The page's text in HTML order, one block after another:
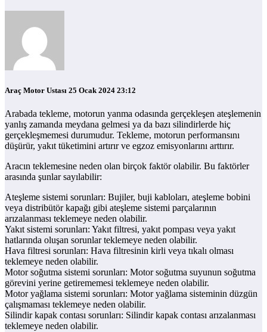
Araç Motor Ustası 25 Ocak 2024 23:12
Arabada tekleme, motorun yanma odasında gerçekleşen ateşlemenin
yanlış zamanda meydana gelmesi ya da bazı silindirlerde hiç
gerçekleşmemesi durumudur. Tekleme, motorun performansını
düşürür, yakıt tüketimini artırır ve egzoz emisyonlarını arttırır.
Aracın teklemesine neden olan birçok faktör olabilir. Bu faktörler
arasında şunlar sayılabilir:
Ateşleme sistemi sorunları: Bujiler, buji kabloları, ateşleme bobini
veya distribütör kapağı gibi ateşleme sistemi parçalarının
arızalanması teklemeye neden olabilir.
Yakıt sistemi sorunları: Yakıt filtresi, yakıt pompası veya yakıt
hatlarında oluşan sorunlar teklemeye neden olabilir.
Hava filtresi sorunları: Hava filtresinin kirli veya tıkalı olması
teklemeye neden olabilir.
Motor soğutma sistemi sorunları: Motor soğutma suyunun soğutma
görevini yerine getirememesi teklemeye neden olabilir.
Motor yağlama sistemi sorunları: Motor yağlama sisteminin düzgün
çalışmaması teklemeye neden olabilir.
Silindir kapak contası sorunları: Silindir kapak contası arızalanması
teklemeye neden olabilir.